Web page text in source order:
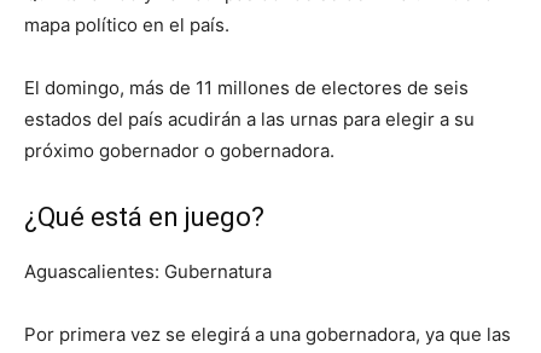
mapa político en el país.
El domingo, más de 11 millones de electores de seis
estados del país acudirán a las urnas para elegir a su
próximo gobernador o gobernadora.
¿Qué está en juego?
Aguascalientes: Gubernatura
Por primera vez se elegirá a una gobernadora, ya que las